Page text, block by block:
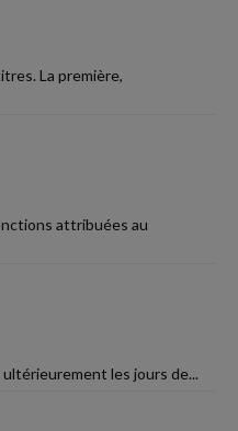
La première,
attribuées au
les jours de...